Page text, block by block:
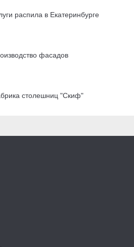
распила в Екатеринбурге
фасадов
столешниц "Скиф"